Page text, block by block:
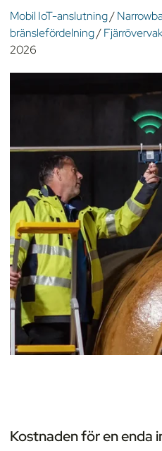
Mobil IoT-anslutning/
bränslefördelning/
2026
Kostnaden för en enda